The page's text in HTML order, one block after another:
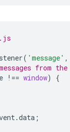
( 'message' ,
from the
!== window)
{
.data ;